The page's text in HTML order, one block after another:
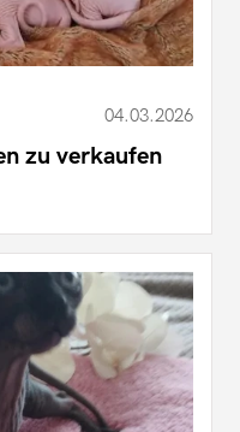
04.03.2026
zu verkaufen